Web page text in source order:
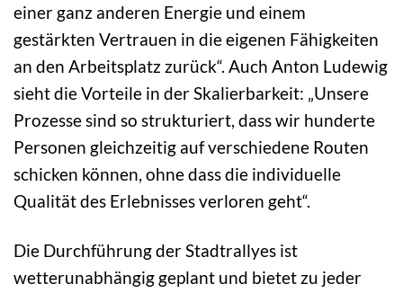
einer ganz anderen Energie und einem
gestärkten Vertrauen in die eigenen Fähigkeiten
an den Arbeitsplatz zurück“. Auch Anton Ludewig
sieht die Vorteile in der Skalierbarkeit: „Unsere
Prozesse sind so strukturiert, dass wir hunderte
Personen gleichzeitig auf verschiedene Routen
schicken können, ohne dass die individuelle
Qualität des Erlebnisses verloren geht“.
Die Durchführung der Stadtrallyes ist
wetterunabhängig geplant und bietet zu jeder